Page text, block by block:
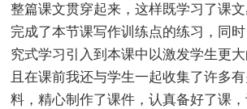
整篇课文贯穿起来，这样既学习了课
完成了本节课写作训练点的练习，同
究式学习引入到本课中以激发学生更
且在课前我还与学生一起收集了许多
料，精心制作了课件，认真备好了课